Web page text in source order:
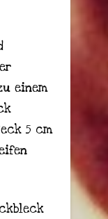
einem
5 cm